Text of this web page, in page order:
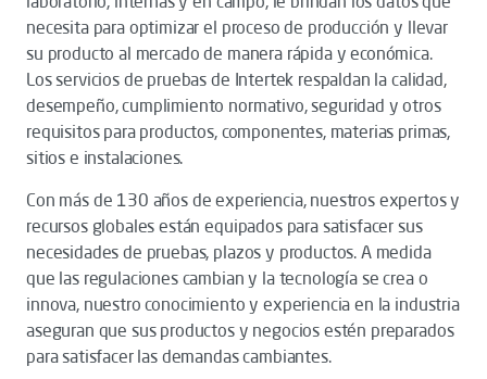
necesita para optimizar el proceso de producción y llevar
su producto al mercado de manera rápida y económica.
Los servicios de pruebas de Intertek respaldan la calidad,
desempeño, cumplimiento normativo, seguridad y otros
requisitos para productos, componentes, materias primas,
sitios e instalaciones.
Con más de 130 años de experiencia, nuestros expertos y
recursos globales están equipados para satisfacer sus
necesidades de pruebas, plazos y productos. A medida
que las regulaciones cambian y la tecnología se crea o
innova, nuestro conocimiento y experiencia en la industria
aseguran que sus productos y negocios estén preparados
para satisfacer las demandas cambiantes.